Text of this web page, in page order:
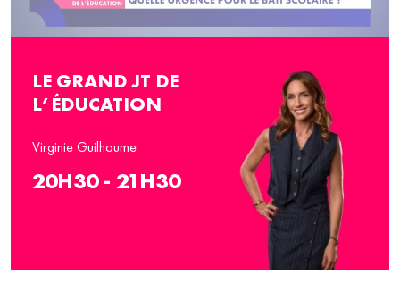
LE GRAND JT DE
L’ÉDUCATION
Virginie Guilhaume
20H30 - 21H30